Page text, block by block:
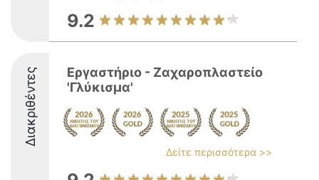
9.2
Διακριθέντες
Εργαστήριο - Ζαχαροπλαστείο
'Γλύκισμα'
Δείτε περισσότερα >>